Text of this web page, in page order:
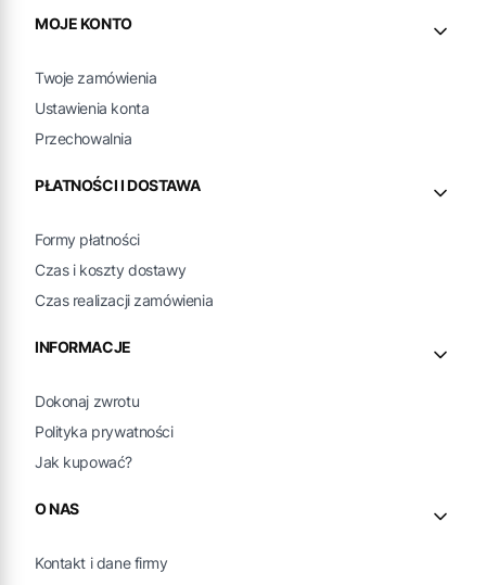
MOJE KONTO
Twoje zamówienia
Ustawienia konta
Przechowalnia
PŁATNOŚCI I DOSTAWA
Formy płatności
Czas i koszty dostawy
Czas realizacji zamówienia
INFORMACJE
Dokonaj zwrotu
Polityka prywatności
Jak kupować?
O NAS
Kontakt i dane firmy